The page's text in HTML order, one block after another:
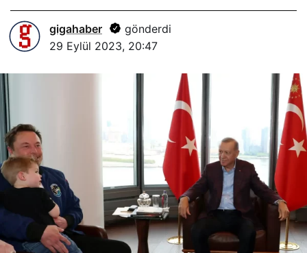
gigahaber
gönderdi
29 Eylül 2023, 20:47